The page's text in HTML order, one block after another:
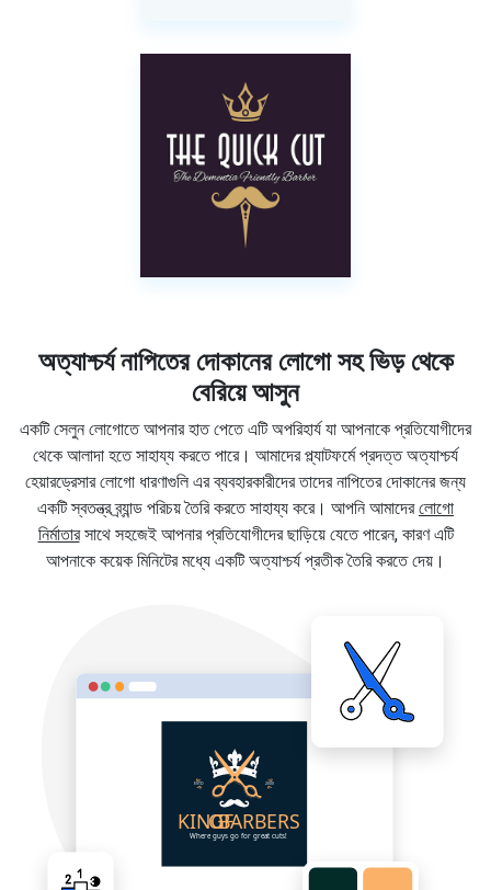
অত্যাশ্চর্য নাপিতের দোকানের লোগো সহ ভিড় থেকে
বেরিয়ে আসুন
একটি সেলুন লোগোতে আপনার হাত পেতে এটি অপরিহার্য যা আপনাকে প্রতিযোগীদের
থেকে আলাদা হতে সাহায্য করতে পারে। আমাদের প্ল্যাটফর্মে প্রদত্ত অত্যাশ্চর্য
হেয়ারড্রেসার লোগো ধারণাগুলি এর ব্যবহারকারীদের তাদের নাপিতের দোকানের জন্য
একটি স্বতন্ত্র ব্র্যান্ড পরিচয় তৈরি করতে সাহায্য করে। আপনি আমাদেরলোগো
নির্মাতারসাথে সহজেই আপনার প্রতিযোগীদের ছাড়িয়ে যেতে পারেন, কারণ এটি
আপনাকে কয়েক মিনিটের মধ্যে একটি অত্যাশ্চর্য প্রতীক তৈরি করতে দেয়।